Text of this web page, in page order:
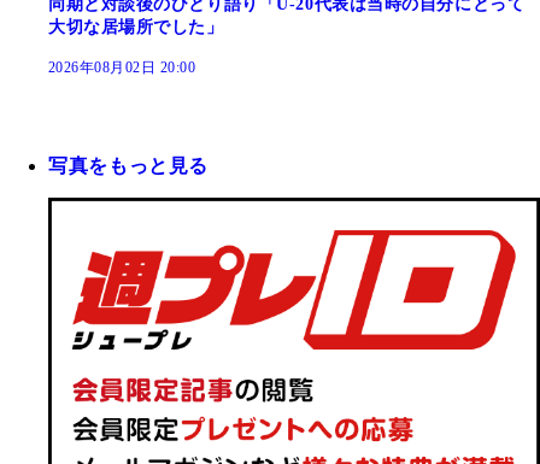
同期と対談後のひとり語り「U-20代表は当時の自分にとって
大切な居場所でした」
2026年08月02日 20:00
写真をもっと見る